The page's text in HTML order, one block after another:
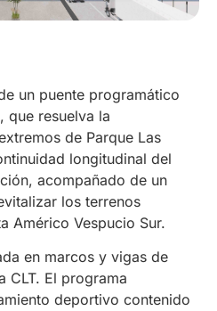
un puente programático
que resuelva la
de Parque Las
longitudinal del
acompañado de un
los terrenos
Américo Vespucio Sur.
en marcos y vigas de
CLT. El programa
deportivo contenido